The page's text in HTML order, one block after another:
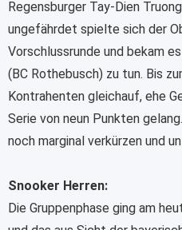
Regensburger Tay-Dien
ungefährdet spielte sich der
Vorschlussrunde und bekam
(BC Rothebusch) zu tun. Bis
Kontrahenten gleichauf, ehe
Serie von neun Punkten
noch marginal verkürzen und
Snooker Herren:
Die Gruppenphase ging am